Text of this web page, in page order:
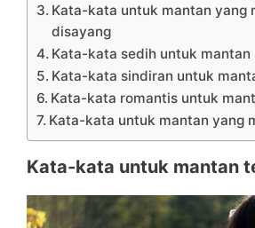
Kata-kata untuk mantan yang
disayang
Kata-kata sedih untuk mantan
Kata-kata sindiran untuk
Kata-kata romantis untuk
Kata-kata untuk mantan yang
Kata-kata untuk mantan